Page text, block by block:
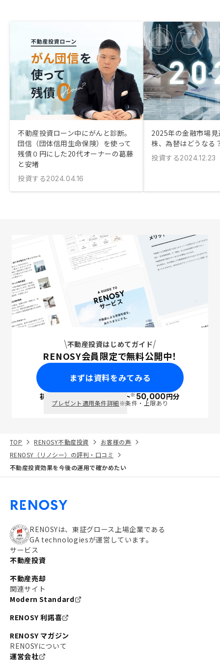
不動産投資ローン中にがんと診断。
団信（団体信用生命保険）を使って
残債０円にした20代オーナーの葛藤
と安堵
投資する2024.04.16
2025年の金融市場
株、為替はどうなる
投資する2024.12.23
不動産投資はじめてガイド
RENOSY会員限定で無料公開中！
まずは資料をみてみる
初回面談で ポイント※50,000円分
プレゼント適用条件詳細※条件・上限あり
TOP RENOSY不動産投資
お客様の声
RENOSY（リノシー）の評判・口コミ
不動産投資効果を今後の運用で確かめたい
RENOSYは、東証グロース上場企業である
GA technologiesが運営しています。
サービス
不動産投資
不動産売却
関連サイト
Modern Standard
RENOSY 利諾喜
RENOSY マガジン
RENOSYについて
運営会社